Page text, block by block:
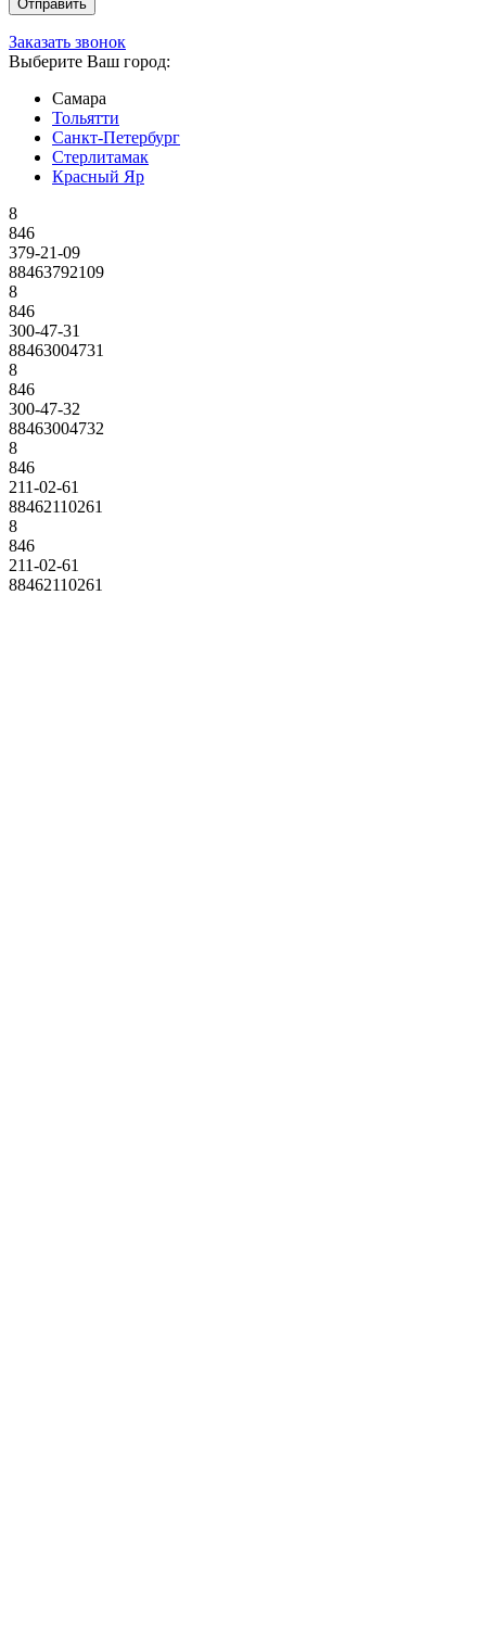
Заказать звонок
Выберите Ваш город:
Самара
Тольятти
Санкт-Петербург
Стерлитамак
Красный Яр
8
846
379-21-09
88463792109
8
846
300-47-31
88463004731
8
846
300-47-32
88463004732
8
846
211-02-61
88462110261
8
846
211-02-61
88462110261